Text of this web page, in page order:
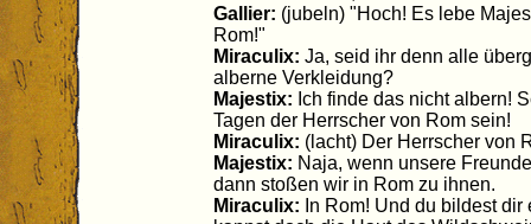
Gallier: (jubeln) "Hoch! Es lebe
Rom!"
Miraculix: Ja, seid ihr denn alle
alberne Verkleidung?
Majestix: Ich finde das nicht albern!
Tagen der Herrscher von Rom sein!
Miraculix: (lacht) Der Herrscher von
Majestix: Naja, wenn unsere
dann stoßen wir in Rom zu ihnen.
Miraculix: In Rom! Und du bildest